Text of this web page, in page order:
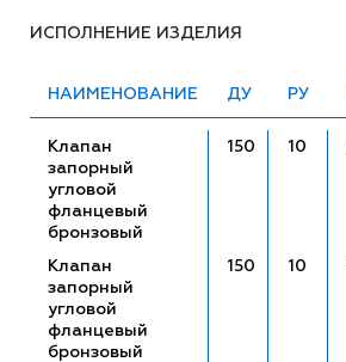
ИСПОЛНЕНИЕ ИЗДЕЛИЯ
НАИМЕНОВАНИЕ ДУ РУ
Клапан
запорный
угловой
фланцевый
бронзовый
150 10
Клапан
запорный
угловой
фланцевый
бронзовый
150 10